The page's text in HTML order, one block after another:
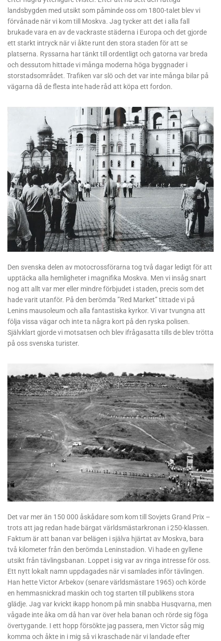
landsbygden med utsikt som påminde oss om 1800-talet blev vi
förvånade när vi kom till Moskva. Jag tycker att det i alla fall
brukade vara en av de vackraste städerna i Europa och det gjorde
ett starkt intryck när vi åkte runt den stora staden för att se
platserna. Ryssarna har tänkt till ordentligt och gatorna var breda
och dessutom hittade vi många moderna höga byggnader i
storstadsområdet. Trafiken var slö och det var inte många bilar på
vägarna då de flesta inte hade råd att köpa ett fordon.
Den svenska delen av motocrossförarna tog två dagar ledigt för att
upptäcka alla hemligheter i magnifika Moskva. Men vi insåg snart
nog att allt var mer eller mindre förbjudet i staden, precis som det
hade varit utanför. På den berömda ”Red Market” tittade vi på
Lenins mausoleum och alla fantastiska kyrkor. Vi var tvungna att
följa vissa vägar och inte ta några kort på den ryska polisen.
Självklart gjorde vi motsatsen och blev ifrågasatta tills de blev trötta
på oss svenska turister.
Det var mer än 150 000 åskådare som kom till Sovjets Grand Prix –
trots att jag redan hade bärgat världsmästarkronan i 250-klassen.
Faktum är att banan var belägen i själva hjärtat av Moskva, bara
två kilometer från den berömda Leninstadion. Vi hade en gyllene
utsikt från tävlingsbanan. Loppet i sig var av ringa intresse för oss.
Ett nytt lokalt namn uppdagades när vi samlades inför tävlingen.
Han hette Victor Arbekov (senare världsmästare 1965) och körde
en hemmasnickrad maskin och tog starten till publikens stora
glädje. Jag var kvickt ikapp honom på min snabba Husqvarna, men
vågade inte åka om då han var över hela banan och rörde sig föga
övertygande. I ett hopp försökte jag passera, men Victor såg mig
komma och åkte in i mig så vi kraschade när vi landade efter